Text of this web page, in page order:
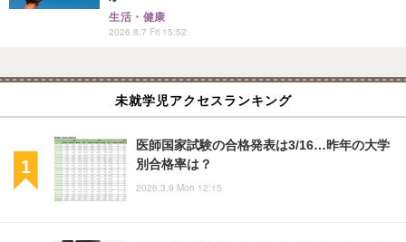
生活・健康
2026.8.7 Fri 15:52
未就学児アクセスランキング
医師国家試験の合格発表は3/16…昨年の大学
別合格率は？
2026.3.9 Mon 12:15